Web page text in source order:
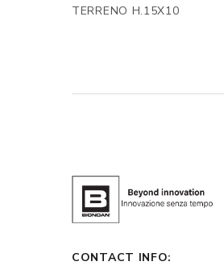
TERRENO H.15X10
CONTACT INFO: